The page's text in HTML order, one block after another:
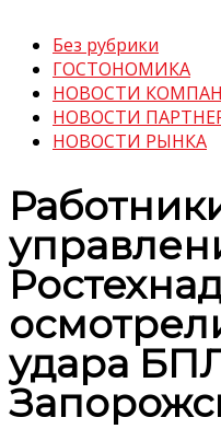
Без рубрики
ГОСТОНОМИКА
НОВОСТИ
НОВОСТИ
НОВОСТИ РЫНКА
удара